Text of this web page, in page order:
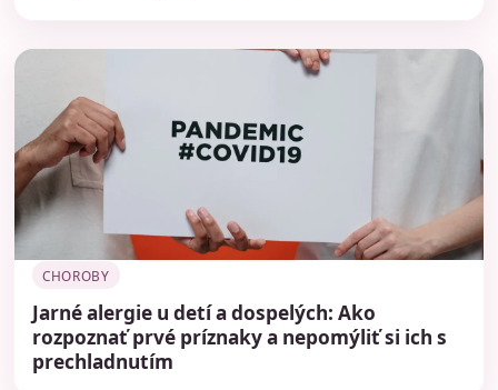
CHOROBY
Jarné alergie u detí a dospelých: Ako
rozpoznať prvé príznaky a nepomýliť si ich s
prechladnutím